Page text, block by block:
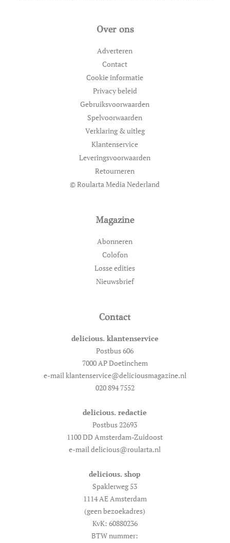
Over ons
Adverteren
Contact
Cookie informatie
Privacy beleid
Gebruiksvoorwaarden
Spelvoorwaarden
Verklaring & uitleg
Klantenservice
Leveringsvoorwaarden
Retourneren
© Roularta Media Nederland
Magazine
Abonneren
Colofon
Losse edities
Nieuwsbrief
Contact
delicious. klantenservice
Postbus 606
7000 AP Doetinchem
e-mail klantenservice@deliciousmagazine.nl
020 894 7552
delicious. redactie
Postbus 22693
1100 DD Amsterdam-Zuidoost
e-mail delicious@roularta.nl
delicious. shop
Spaklerweg 53
1114 AE Amsterdam
(geen bezoekadres)
KvK: 60880236
BTW nummer: